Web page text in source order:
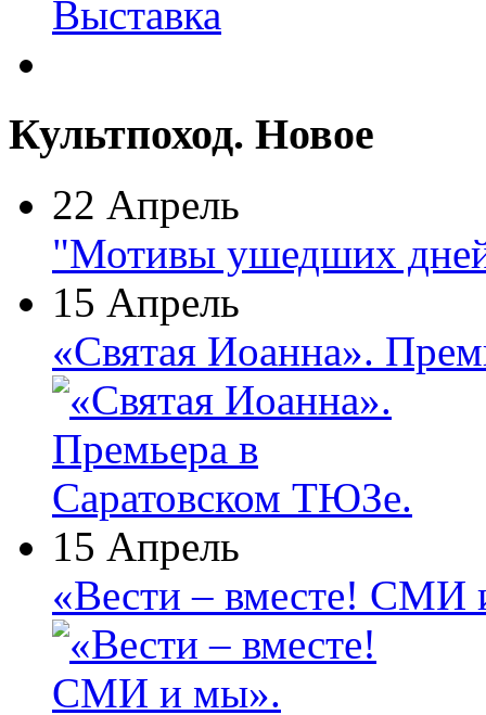
Культпоход. Новое
22 Апрель
"Мотивы ушедших
15 Апрель
«Святая Иоанна».
15 Апрель
«Вести – вместе! СМИ